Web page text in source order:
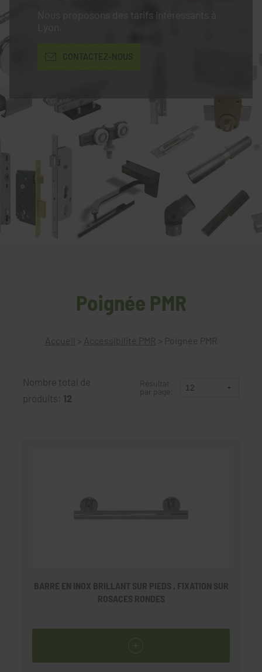
Nous proposons des tarifs intéressants à
CONTACTEZ-NOUS
Poignée PMR
Accueil > Accessibilité PMR > Poignée PMR
Nombre total de
produits: 12
Résultat
par page:
BARRE EN INOX BRILLANT SUR PIEDS , FIXATION SUR
ROSACES RONDES